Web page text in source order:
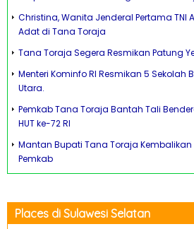
Christina, Wanita Jenderal Pertama TNI
Adat di Tana Toraja
Tana Toraja Segera Resmikan Patung
Menteri Kominfo RI Resmikan 5 Sekolah
Utara.
Pemkab Tana Toraja Bantah Tali
HUT ke-72 RI
Mantan Bupati Tana Toraja
Pemkab
Places di Sulawesi Selatan